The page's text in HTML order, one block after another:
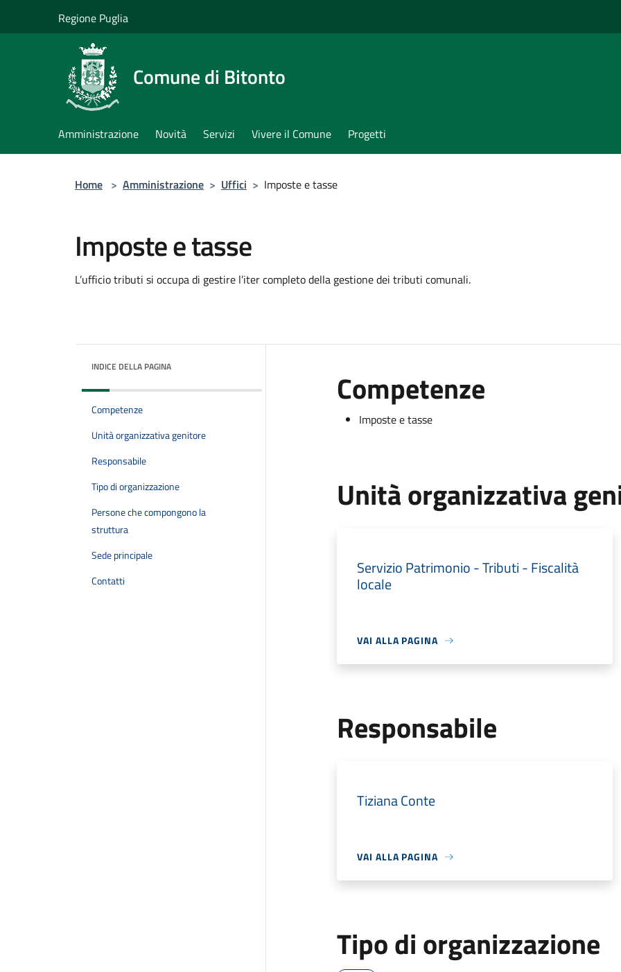
Regione Puglia
Comune di Bitonto
Amministrazione Novità Servizi Vivere il Comune Progetti
Home > Amministrazione > Uffici > Imposte e tasse
Imposte e tasse
L’ufficio tributi si occupa di gestire l’iter completo della gestione dei tributi comunali.
INDICE DELLA PAGINA
Competenze
Unità organizzativa genitore
Responsabile
Tipo di organizzazione
Persone che compongono la
struttura
Sede principale
Contatti
Competenze
Imposte e tasse
Unità organizzativa
Servizio Patrimonio - Tributi - Fiscalità
locale
VAI ALLA PAGINA
Responsabile
Tiziana Conte
VAI ALLA PAGINA
Tipo di organizzazione